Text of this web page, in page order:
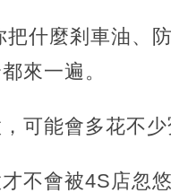
什麼剎車油、
來一遍。
可能會多花不少
不會被4S店忽